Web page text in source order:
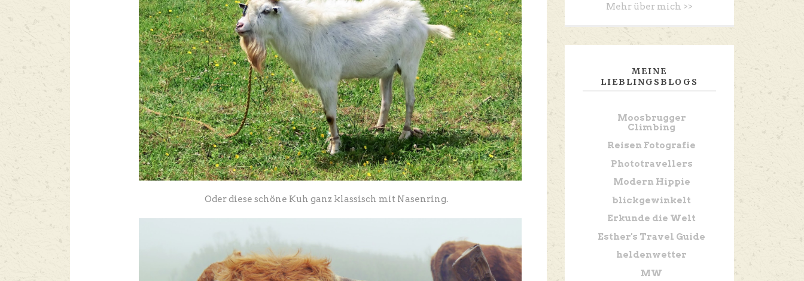
Oder diese schöne Kuh ganz klassisch mit Nasenring.
Mehr über mich >>
MEINE
LIEBLINGSBLOGS
Moosbrugger
Climbing
Reisen Fotografie
Phototravellers
Modern Hippie
blickgewinkelt
Erkunde die Welt
Esther's Travel Guide
heldenwetter
MW